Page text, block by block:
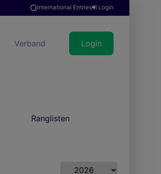
International Entries Login
Verband Login
Ranglisten